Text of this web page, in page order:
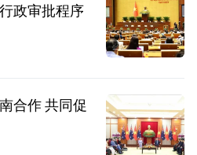
政审批程序
合作 共同促